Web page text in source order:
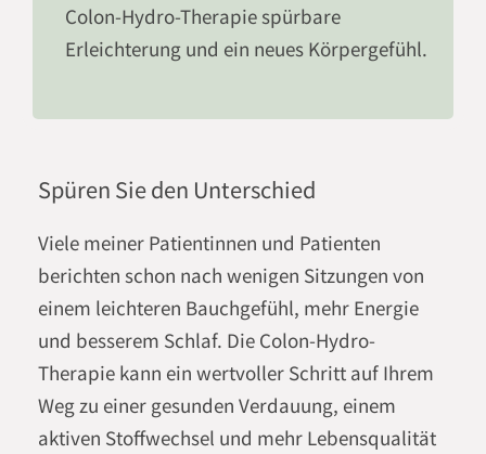
Colon-Hydro-Therapie spürbare
Erleichterung und ein neues Körpergefühl.
Spüren Sie den Unterschied
Viele meiner Patientinnen und Patienten
berichten schon nach wenigen Sitzungen von
einem leichteren Bauchgefühl, mehr Energie
und besserem Schlaf. Die Colon-Hydro-
Therapie kann ein wertvoller Schritt auf Ihrem
Weg zu einer gesunden Verdauung, einem
aktiven Stoffwechsel und mehr Lebensqualität